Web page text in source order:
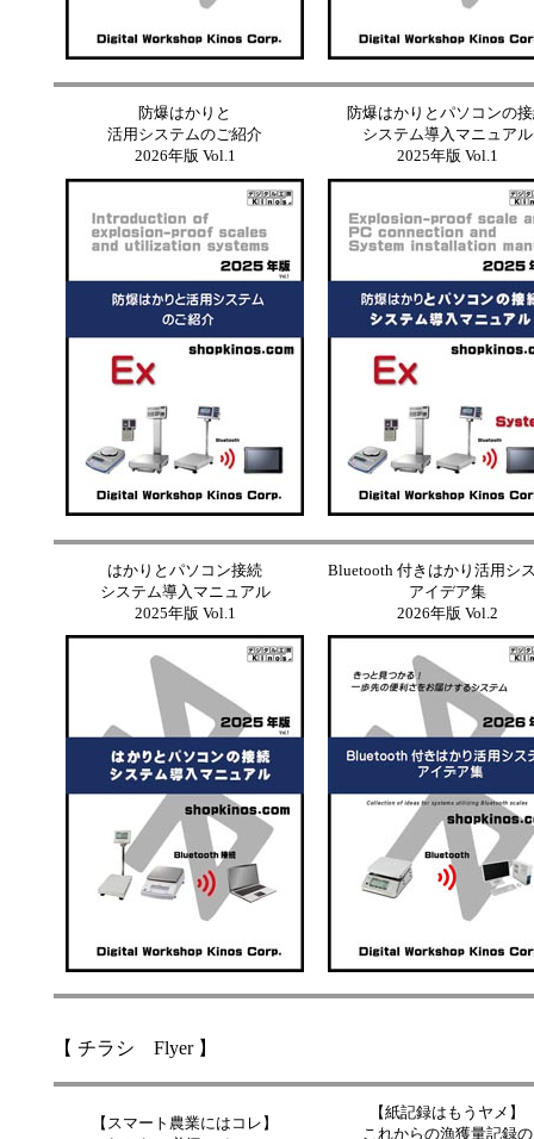
防爆はかりと
活用システムのご紹介
2026年版 Vol.1
防爆はかりとパソコンの
システム導入マニュアル
2025年版 Vol.1
はかりとパソコン接続
システム導入マニュアル
2025年版 Vol.1
Bluetooth 付きはかり活用シ
アイデア集
2026年版 Vol.2
【 チラシ Flyer 】
【スマート農業にはコレ】
【紙記録はもうヤメ】
これからの漁獲量記録の